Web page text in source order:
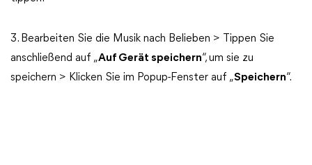
3. Bearbeiten Sie die Musik nach Belieben > Tippen Sie
anschließend auf „Auf Gerät speichern“, um sie zu
speichern > Klicken Sie im Popup-Fenster auf „Speichern“.